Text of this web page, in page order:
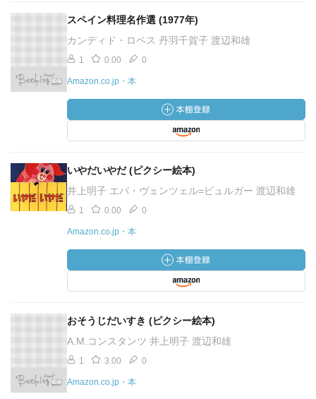
スペイン料理名作選 (1977年)
カンディド・ロペス 丹羽千賀子 渡辺和雄
1 0.00 0
Amazon.co.jp・本
いやだいやだ (ピクシー絵本)
井上明子 エバ・ヴェンツェル=ビュルガー 渡辺和雄
1 0.00 0
Amazon.co.jp・本
おそうじだいすき (ピクシー絵本)
A.M.コンスタンツ 井上明子 渡辺和雄
1 3.00 0
Amazon.co.jp・本